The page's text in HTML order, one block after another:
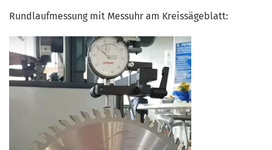
Rundlaufmessung mit Messuhr am Kreissägeblatt: